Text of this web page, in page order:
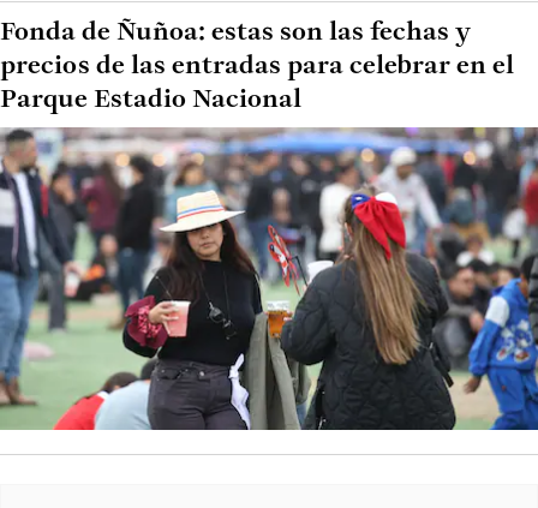
Fonda de Ñuñoa: estas son las fechas y
precios de las entradas para celebrar en el
Parque Estadio Nacional